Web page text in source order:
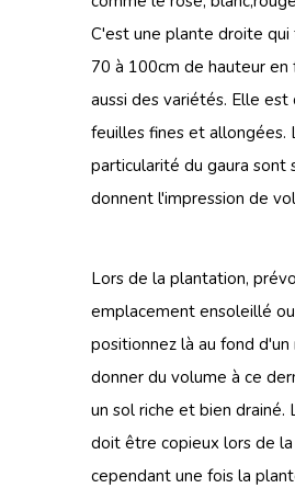
C'est une plante droite qui
70 à 100cm de hauteur en
aussi des variétés. Elle
feuilles fines et allongées.
particularité du gaura sont
donnent l'impression de
Lors de la plantation,
emplacement ensoleillé
positionnez là au fond d'un
donner du volume à ce
un sol riche et bien drainé.
doit être copieux lors de
cependant une fois la